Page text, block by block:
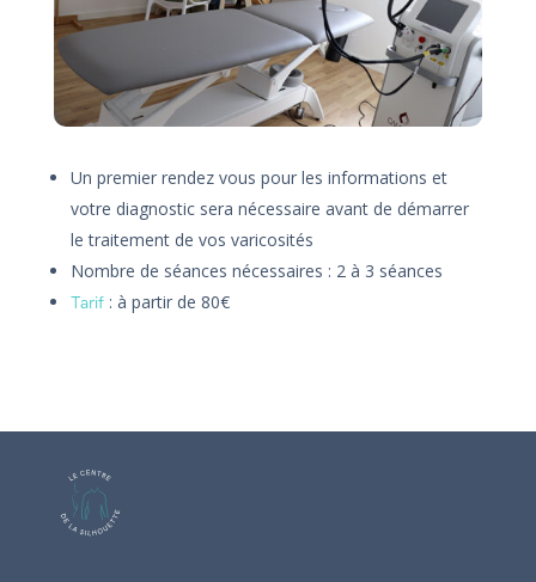
Un premier rendez vous pour les informations et
votre diagnostic sera nécessaire avant de démarrer
le traitement de vos varicosités
Nombre de séances nécessaires : 2 à 3 séances
Tarif: à partir de 80€